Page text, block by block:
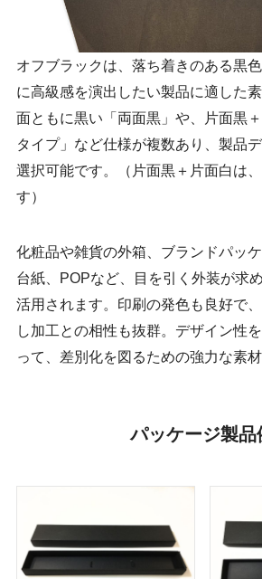
オフブラックは、落ち着きのある黒
に高級感を演出したい製品に適した
面ともに黒い「両面黒」や、片面黒
タイプ」など仕様が複数あり、製品
選択可能です。（片面黒＋片面白は
す）
化粧品や雑貨の外箱、ブランドパッ
台紙、POPなど、目を引く外装が求
活用されます。印刷の発色も良好で
し加工との相性も抜群。デザイン性
って、差別化を図るための強力な素材
パッケージ製品